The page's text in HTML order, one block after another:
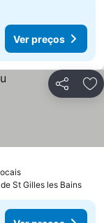
Ver preços
Partilhar
St Gilles les Bains